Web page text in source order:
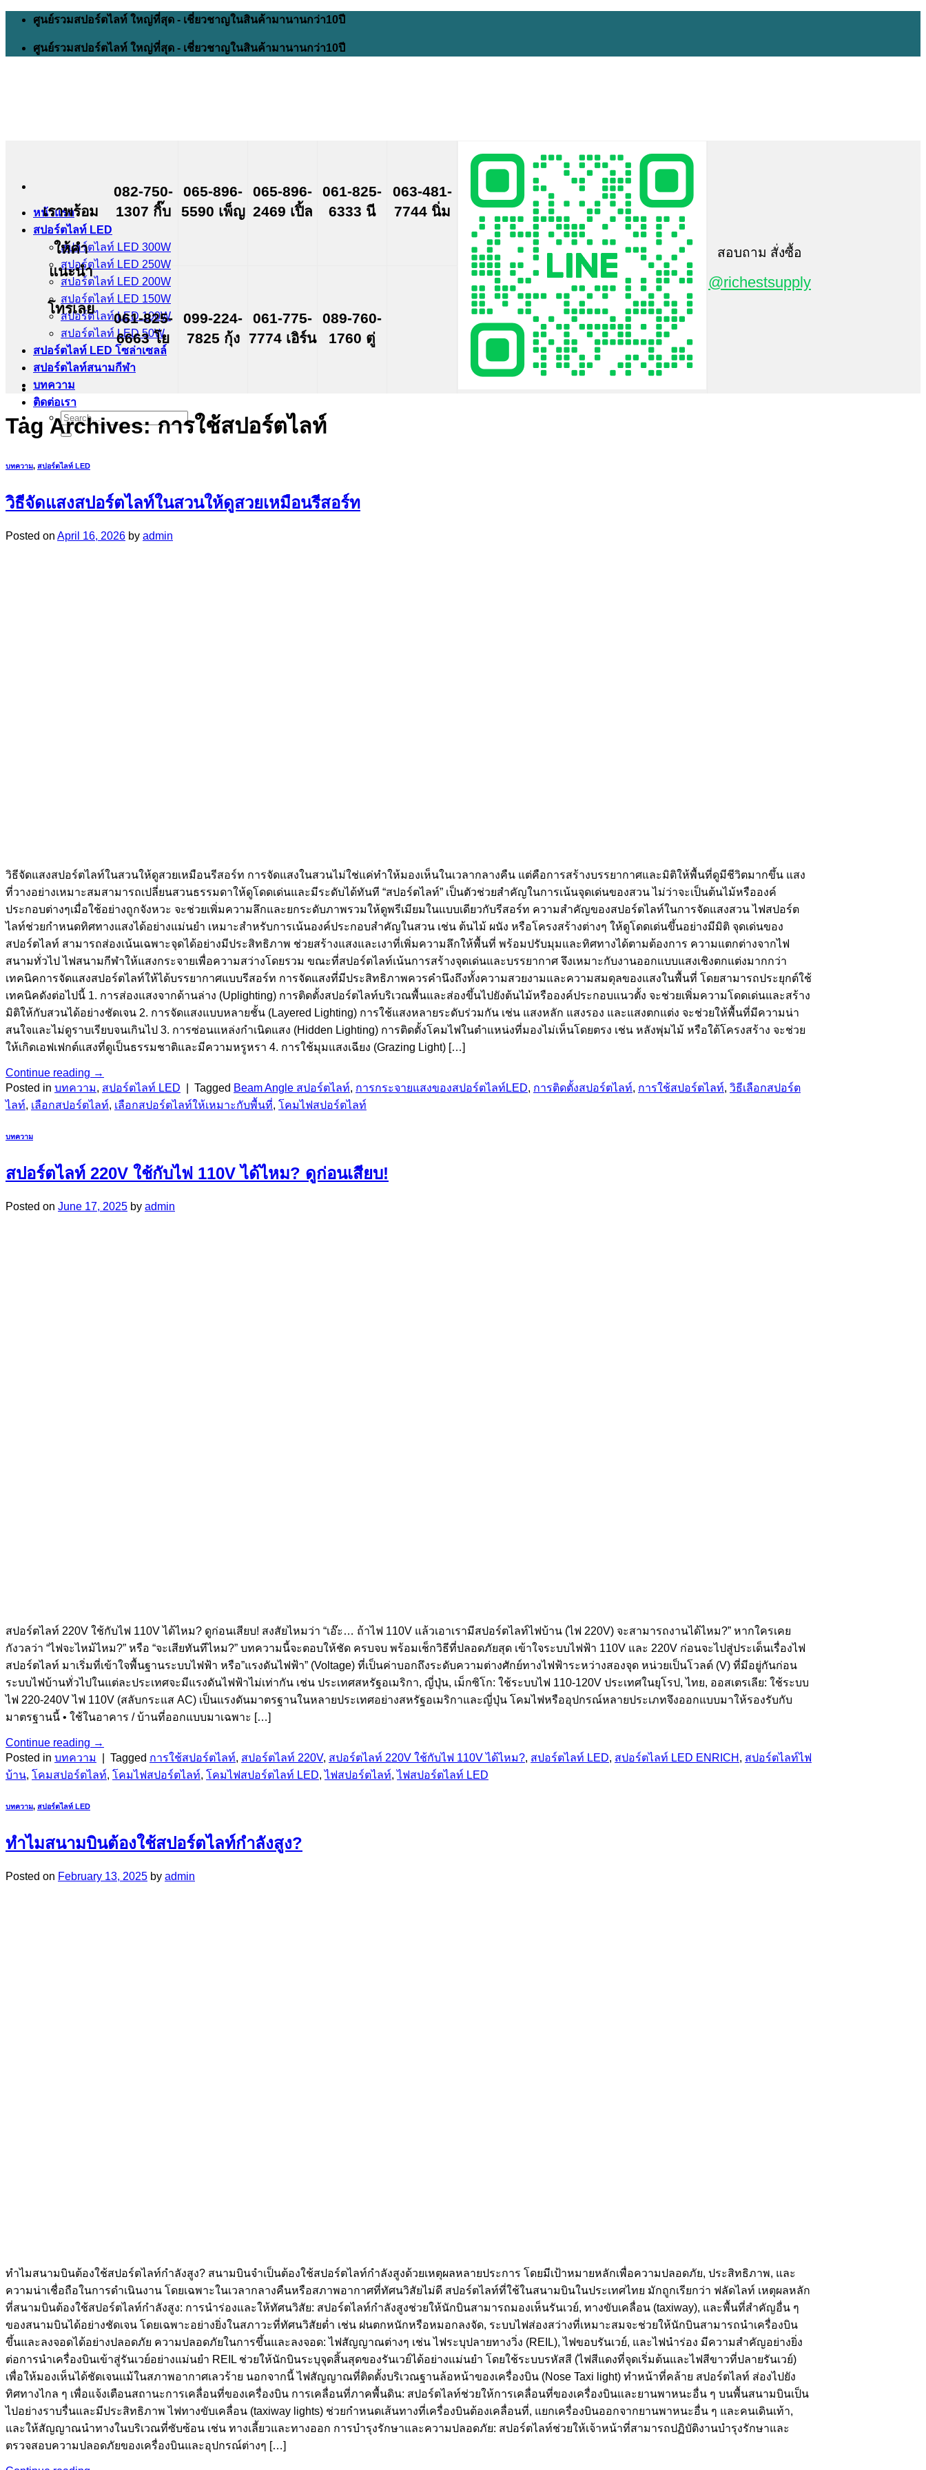
Skip
ศูนย์รวมสปอร์ตไลท์ ใหญ่ที่สุด - เชี่ยวชาญในสินค้ามานานกว่า10ปี
ศูนย์รวมสปอร์ตไลท์ ใหญ่ที่สุด - เชี่ยวชาญในสินค้ามานานกว่า10ปี
หน้าแรก
สปอร์ตไลท์ LED
สปอร์ตไลท์ LED 300W
สปอร์ตไลท์ LED 250W
สปอร์ตไลท์ LED 200W
สปอร์ตไลท์ LED 150W
สปอร์ตไลท์ LED 100W
สปอร์ตไลท์ LED 50W
สปอร์ตไลท์ LED โซล่าเซลล์
สปอร์ตไลท์สนามกีฬา
บทความ
ติดต่อเรา
Search
for:
เราพร้อม
ให้คำ
แนะนำ
โทรเลย
082-750-
1307 กิ๊บ
065-896-
5590 เพ็ญ
065-896-
2469 เปิ้ล
061-825-
6333 นี
063-481-
7744 นิ่ม
สอบถาม สั่งซื้อ
@richestsupply
061-825-
6663 โย
099-224-
7825 กุ้ง
061-775-
7774 เอิร์น
089-760-
1760 ตู่
Tag Archives:การใช้สปอร์ตไลท์
บทความ, สปอร์ตไลท์ LED
วิธีจัดแสงสปอร์ตไลท์ในสวนให้ดูสวยเหมือนรีสอร์ท
Posted on April 16, 2026 by admin
วิธีจัดแสงสปอร์ตไลท์ในสวนให้ดูสวยเหมือนรีสอร์ท การจัดแสงในสวนไม่ใช่แค่ทำให้มองเห็นในเวลากลางคืน แต่คือการสร้างบรรยากาศและมิติให้พื้นที่ดูมีชีวิตมากขึ้น แสง
ที่วางอย่างเหมาะสมสามารถเปลี่ยนสวนธรรมดาให้ดูโดดเด่นและมีระดับได้ทันที “สปอร์ตไลท์” เป็นตัวช่วยสำคัญในการเน้นจุดเด่นของสวน ไม่ว่าจะเป็นต้นไม้หรือองค์
ประกอบต่างๆเมื่อใช้อย่างถูกจังหวะ จะช่วยเพิ่มความลึกและยกระดับภาพรวมให้ดูพรีเมียมในแบบเดียวกับรีสอร์ท ความสำคัญของสปอร์ตไลท์ในการจัดแสงสวน ไฟสปอร์ต
ไลท์ช่วยกำหนดทิศทางแสงได้อย่างแม่นยำ เหมาะสำหรับการเน้นองค์ประกอบสำคัญในสวน เช่น ต้นไม้ ผนัง หรือโครงสร้างต่างๆ ให้ดูโดดเด่นขึ้นอย่างมีมิติ จุดเด่นของ
สปอร์ตไลท์ สามารถส่องเน้นเฉพาะจุดได้อย่างมีประสิทธิภาพ ช่วยสร้างแสงและเงาที่เพิ่มความลึกให้พื้นที่ พร้อมปรับมุมและทิศทางได้ตามต้องการ ความแตกต่างจากไฟ
สนามทั่วไป ไฟสนามกีฬาให้แสงกระจายเพื่อความสว่างโดยรวม ขณะที่สปอร์ตไลท์เน้นการสร้างจุดเด่นและบรรยากาศ จึงเหมาะกับงานออกแบบแสงเชิงตกแต่งมากกว่า
เทคนิคการจัดแสงสปอร์ตไลท์ให้ได้บรรยากาศแบบรีสอร์ท การจัดแสงที่มีประสิทธิภาพควรคำนึงถึงทั้งความสวยงามและความสมดุลของแสงในพื้นที่ โดยสามารถประยุกต์ใช้
เทคนิคดังต่อไปนี้ 1. การส่องแสงจากด้านล่าง (Uplighting) การติดตั้งสปอร์ตไลท์บริเวณพื้นและส่องขึ้นไปยังต้นไม้หรือองค์ประกอบแนวตั้ง จะช่วยเพิ่มความโดดเด่นและสร้าง
มิติให้กับสวนได้อย่างชัดเจน 2. การจัดแสงแบบหลายชั้น (Layered Lighting) การใช้แสงหลายระดับร่วมกัน เช่น แสงหลัก แสงรอง และแสงตกแต่ง จะช่วยให้พื้นที่มีความน่า
สนใจและไม่ดูราบเรียบจนเกินไป 3. การซ่อนแหล่งกำเนิดแสง (Hidden Lighting) การติดตั้งโคมไฟในตำแหน่งที่มองไม่เห็นโดยตรง เช่น หลังพุ่มไม้ หรือใต้โครงสร้าง จะช่วย
ให้เกิดเอฟเฟกต์แสงที่ดูเป็นธรรมชาติและมีความหรูหรา 4. การใช้มุมแสงเฉียง (Grazing Light) […]
Continue reading →
Posted in บทความ, สปอร์ตไลท์ LED Tagged Beam Angle สปอร์ตไลท์, การกระจายแสงของสปอร์ตไลท์LED, การติดตั้งสปอร์ตไลท์, การใช้สปอร์ตไลท์, วิธีเลือกสปอร์ต
ไลท์, เลือกสปอร์ตไลท์, เลือกสปอร์ตไลท์ให้เหมาะกับพื้นที่, โคมไฟสปอร์ตไลท์
บทความ
สปอร์ตไลท์ 220V ใช้กับไฟ 110V ได้ไหม? ดูก่อนเสียบ!
Posted on June 17, 2025 by admin
สปอร์ตไลท์ 220V ใช้กับไฟ 110V ได้ไหม? ดูก่อนเสียบ! สงสัยไหมว่า “เอ๊ะ… ถ้าไฟ 110V แล้วเอาเรามีสปอร์ตไลท์ไฟบ้าน (ไฟ 220V) จะสามารถงานได้ไหม?” หากใครเคย
กังวลว่า “ไฟจะไหม้ไหม?” หรือ “จะเสียทันทีไหม?” บทความนี้จะตอบให้ชัด ครบจบ พร้อมเช็กวิธีที่ปลอดภัยสุด เข้าใจระบบไฟฟ้า 110V และ 220V ก่อนจะไปสู่ประเด็นเรื่องไฟ
สปอร์ตไลท์ มาเริ่มที่เข้าใจพื้นฐานระบบไฟฟ้า หรือ”แรงดันไฟฟ้า” (Voltage) ที่เป็นค่าบอกถึงระดับความต่างศักย์ทางไฟฟ้าระหว่างสองจุด หน่วยเป็นโวลต์ (V) ที่มีอยู่กันก่อน
ระบบไฟบ้านทั่วไปในแต่ละประเทศจะมีแรงดันไฟฟ้าไม่เท่ากัน เช่น ประเทศสหรัฐอเมริกา, ญี่ปุ่น, เม็กซิโก: ใช้ระบบไฟ 110-120V ประเทศในยุโรป, ไทย, ออสเตรเลีย: ใช้ระบบ
ไฟ 220-240V ไฟ 110V (สลับกระแส AC) เป็นแรงดันมาตรฐานในหลายประเทศอย่างสหรัฐอเมริกาและญี่ปุ่น โคมไฟหรืออุปกรณ์หลายประเภทจึงออกแบบมาให้รองรับกับ
มาตรฐานนี้ • ใช้ในอาคาร / บ้านที่ออกแบบมาเฉพาะ […]
Continue reading →
Posted in บทความ Tagged การใช้สปอร์ตไลท์, สปอร์ตไลท์ 220V, สปอร์ตไลท์ 220V ใช้กับไฟ 110V ได้ไหม?, สปอร์ตไลท์ LED, สปอร์ตไลท์ LED ENRICH , สปอร์ตไลท์ไฟ
บ้าน, โคมสปอร์ตไลท์, โคมไฟสปอร์ตไลท์, โคมไฟสปอร์ตไลท์ LED,ไฟสปอร์ตไลท์,ไฟสปอร์ตไลท์ LED
บทความ, สปอร์ตไลท์ LED
ทำไมสนามบินต้องใช้สปอร์ตไลท์กำลังสูง?
Posted on February 13, 2025 by admin
ทำไมสนามบินต้องใช้สปอร์ตไลท์กำลังสูง? สนามบินจำเป็นต้องใช้สปอร์ตไลท์กำลังสูงด้วยเหตุผลหลายประการ โดยมีเป้าหมายหลักเพื่อความปลอดภัย, ประสิทธิภาพ, และ
ความน่าเชื่อถือในการดำเนินงาน โดยเฉพาะในเวลากลางคืนหรือสภาพอากาศที่ทัศนวิสัยไม่ดี สปอร์ตไลท์ที่ใช้ในสนามบินในประเทศไทย มักถูกเรียกว่า ฟลัดไลท์ เหตุผลหลัก
ที่สนามบินต้องใช้สปอร์ตไลท์กำลังสูง: การนำร่องและให้ทัศนวิสัย: สปอร์ตไลท์กำลังสูงช่วยให้นักบินสามารถมองเห็นรันเวย์, ทางขับเคลื่อน (taxiway), และพื้นที่สำคัญอื่น ๆ
ของสนามบินได้อย่างชัดเจน โดยเฉพาะอย่างยิ่งในสภาวะที่ทัศนวิสัยต่ำ เช่น ฝนตกหนักหรือหมอกลงจัด, ระบบไฟส่องสว่างที่เหมาะสมจะช่วยให้นักบินสามารถนำเครื่องบิน
ขึ้นและลงจอดได้อย่างปลอดภัย ความปลอดภัยในการขึ้นและลงจอด: ไฟสัญญาณต่างๆ เช่น ไฟระบุปลายทางวิ่ง (REIL), ไฟขอบรันเวย์, และไฟนำร่อง มีความสำคัญอย่างยิ่ง
ต่อการนำเครื่องบินเข้าสู่รันเวย์อย่างแม่นยำ REIL ช่วยให้นักบินระบุจุดสิ้นสุดของรันเวย์ได้อย่างแม่นยำ โดยใช้ระบบรหัสสี (ไฟสีแดงที่จุดเริ่มต้นและไฟสีขาวที่ปลายรันเวย์)
เพื่อให้มองเห็นได้ชัดเจนแม้ในสภาพอากาศเลวร้าย นอกจากนี้ ไฟสัญญาณที่ติดตั้งบริเวณฐานล้อหน้าของเครื่องบิน (Nose Taxi light) ทำหน้าที่คล้าย สปอร์ตไลท์ ส่องไปยัง
ทิศทางไกล ๆ เพื่อแจ้งเตือนสถานะการเคลื่อนที่ของเครื่องบิน การเคลื่อนที่ภาคพื้นดิน: สปอร์ตไลท์ช่วยให้การเคลื่อนที่ของเครื่องบินและยานพาหนะอื่น ๆ บนพื้นสนามบินเป็น
ไปอย่างราบรื่นและมีประสิทธิภาพ ไฟทางขับเคลื่อน (taxiway lights) ช่วยกำหนดเส้นทางที่เครื่องบินต้องเคลื่อนที่, แยกเครื่องบินออกจากยานพาหนะอื่น ๆ และคนเดินเท้า,
และให้สัญญาณนำทางในบริเวณที่ซับซ้อน เช่น ทางเลี้ยวและทางออก การบำรุงรักษาและความปลอดภัย: สปอร์ตไลท์ช่วยให้เจ้าหน้าที่สามารถปฏิบัติงานบำรุงรักษาและ
ตรวจสอบความปลอดภัยของเครื่องบินและอุปกรณ์ต่างๆ […]